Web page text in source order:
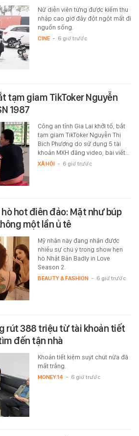
Nữ diễn viên từng được kiếm thu
nhập cao giờ đây đột ngột mất đi
nguồn sống.
CINE - 6 giờ trước
tạm giam TikToker Nguyễn
1987
Công an tỉnh Gia Lai khởi tố, bắt
tạm giam TikToker Nguyễn Thị
Bích Phượng do sử dụng 5 tài
khoản MXH đăng video, bài viết…
XÃ HỘI - 6 giờ trước
hot điên đảo: Mặt như búp
một lần ủ tê
Mỹ nhân này đang nhận được
nhiều sự chú ý trong show hẹn
hò Nhật Bản Badly in Love
Season 2.
BEAUTY & FASHION - 6 giờ trước
rút 388 triệu từ tài khoản tiết
đến tận nhà
Khoản tiết kiệm suýt chút nữa đã
mất trắng.
MONEY.14 - 6 giờ trước